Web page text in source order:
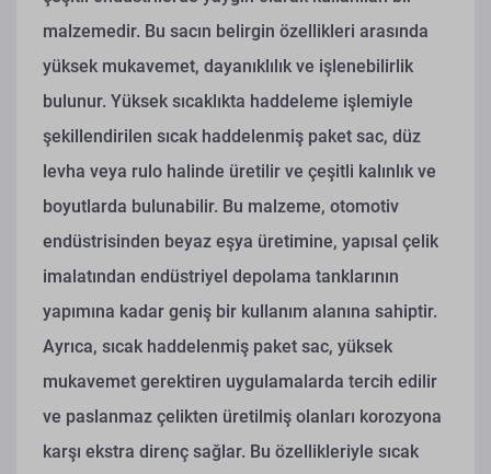
malzemedir. Bu sacın belirgin özellikleri arasında
yüksek mukavemet, dayanıklılık ve işlenebilirlik
bulunur. Yüksek sıcaklıkta haddeleme işlemiyle
şekillendirilen sıcak haddelenmiş paket sac, düz
levha veya rulo halinde üretilir ve çeşitli kalınlık ve
boyutlarda bulunabilir. Bu malzeme, otomotiv
endüstrisinden beyaz eşya üretimine, yapısal çelik
imalatından endüstriyel depolama tanklarının
yapımına kadar geniş bir kullanım alanına sahiptir.
Ayrıca, sıcak haddelenmiş paket sac, yüksek
mukavemet gerektiren uygulamalarda tercih edilir
ve paslanmaz çelikten üretilmiş olanları korozyona
karşı ekstra direnç sağlar. Bu özellikleriyle sıcak